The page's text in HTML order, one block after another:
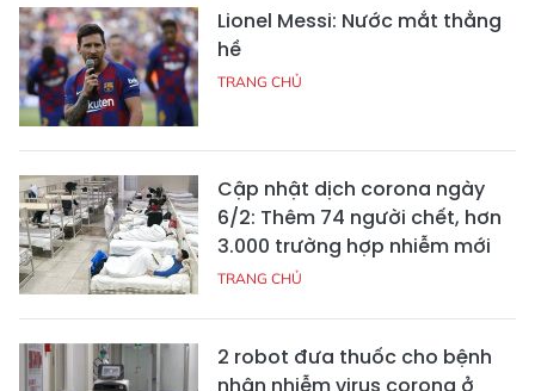
Lionel Messi: Nước mắt thằng
hề
TRANG CHỦ
Cập nhật dịch corona ngày
6/2: Thêm 74 người chết, hơn
3.000 trường hợp nhiễm mới
TRANG CHỦ
2 robot đưa thuốc cho bệnh
nhân nhiễm virus corona ở